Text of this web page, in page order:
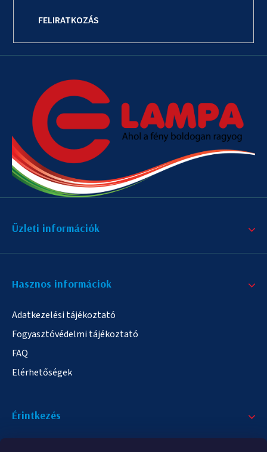
FELIRATKOZÁS
Üzleti információk
Hasznos informáciok
Adatkezelési tájékoztató
Fogyasztóvédelmi tájékoztató
FAQ
Elérhetőségek
Érintkezés